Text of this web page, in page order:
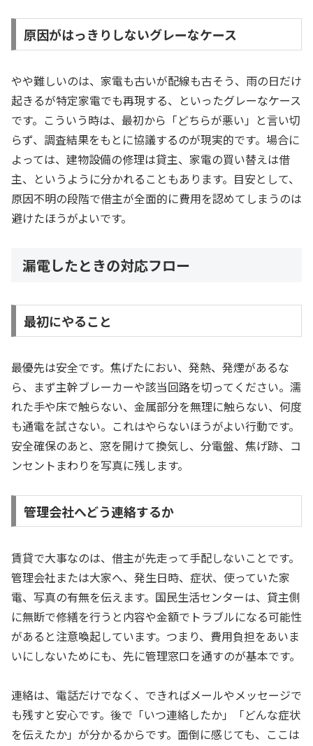
原因がはっきりしないグレーなケース
やや難しいのは、家電も古いが配線も古そう、雨の日だけ
起きるが特定家電でも再現する、といったグレーなケース
です。こういう時は、最初から「どちらが悪い」と言い切
らず、調査結果をもとに協議するのが現実的です。場合に
よっては、建物設備の修理は貸主、家電の買い替えは借
主、というように分かれることもあります。目安として、
原因不明の段階で借主が全面的に費用を認めてしまうのは
避けたほうがよいです。
漏電したときの対応フロー
最初にやること
最優先は安全です。焦げたにおい、発熱、発煙があるな
ら、まず主幹ブレーカーや該当回路を切ってください。濡
れた手や床で触らない、金属部分を無理に触らない、何度
も通電を試さない。これはやらないほうがよい行動です。
安全確保のあと、窓を開けて換気し、分電盤、焦げ跡、コ
ンセントまわりを写真に残します。
管理会社へどう連絡するか
賃貸で大事なのは、借主が先走って手配しないことです。
管理会社または大家へ、発生日時、症状、使っていた家
電、写真の有無を伝えます。国民生活センターは、貸主側
に無断で修繕を行うと内容や金額でトラブルになる可能性
があると注意喚起しています。つまり、費用負担をあいま
いにしないためにも、先に管理窓口を通すのが基本です。
連絡は、電話だけでなく、できればメールやメッセージで
も残すと安心です。後で「いつ連絡したか」「どんな症状
を伝えたか」が分かるからです。面倒に感じても、ここは